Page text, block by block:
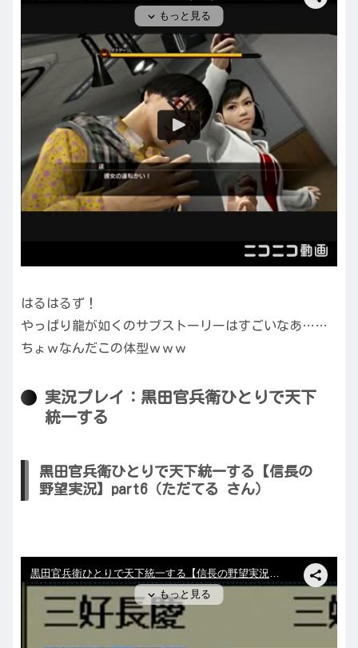
はるはるず！
やっぱり龍が如くのサブストーリーはすごいなあ……
ちょｗなんだこの体型ｗｗｗ
実況プレイ：黒田官兵衛ひとりで天下
統一する
黒田官兵衛ひとりで天下統一する【信長の
野望実況】part6（ただてる さん）